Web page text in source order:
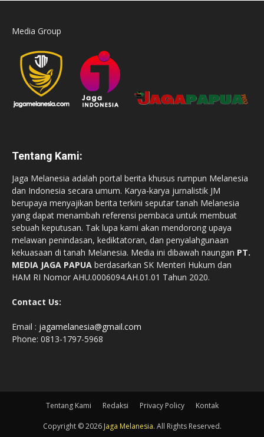
Media Group
Tentang Kami:
Jaga Melanesia adalah portal berita khusus rumpun Melanesia
dan Indonesia secara umum. Karya-karya jurnalistik JM
berupaya menyajikan berita terkini seputar tanah Melanesia
yang dapat menambah referensi pembaca untuk membuat
sebuah keputusan. Tak lupa kami akan mendorong upaya
melawan penindasan, kediktatoran, dan penyalahgunaan
kekuasaan di tanah Melanesia. Media ini dibawah naungan PT.
MEDIA JAGA PAPUA berdasarkan SK Menteri Hukum dan
HAM RI Nomor AHU.0006094.AH.01.01 Tahun 2020.
Contact Us:
Email : jagamelanesia@gmail.com
Phone: 0813-1797-5968
Tentang Kami Redaksi Privacy Policy Kontak
Copyright © 2026 Jaga Melanesia. All Rights Reserved.